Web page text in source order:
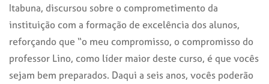
Itabuna, discursou sobre o comprometimento da
instituição com a formação de excelência dos alunos,
reforçando que “o meu compromisso, o compromisso do
professor Lino, como líder maior deste curso, é que vocês
sejam bem preparados. Daqui a seis anos, vocês poderão